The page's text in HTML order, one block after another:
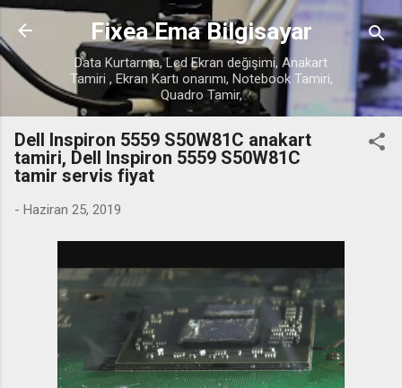
Ana içeriğe atla
Fixea Ema Bilgisayar
Data Kurtarma, Lcd Ekran değişimi, Anakart
Tamiri , Ekran Kartı onarımı, Notebook Tamiri,
Quadro Tamir,
Dell Inspiron 5559 S50W81C anakart
tamiri, Dell Inspiron 5559 S50W81C
tamir servis fiyat
- Haziran 25, 2019